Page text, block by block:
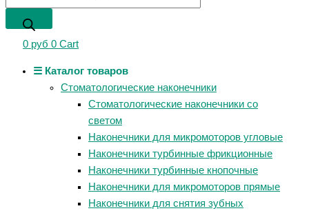
0 руб 0 Cart
☰ Каталог товаров
Стоматологические наконечники
Стоматологические наконечники со
светом
Наконечники для микромоторов угловые
Наконечники турбинные фрикционные
Наконечники турбинные кнопочные
Наконечники для микромоторов прямые
Наконечники для снятия зубных